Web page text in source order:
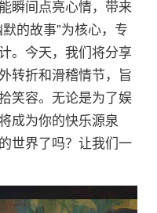
瞬间点亮心情，带来
的故事”为核心，专
。今天，我们将分享
转折和滑稽情节，旨
笑容。无论是为了娱
成为你的快乐源泉
世界了吗？让我们一